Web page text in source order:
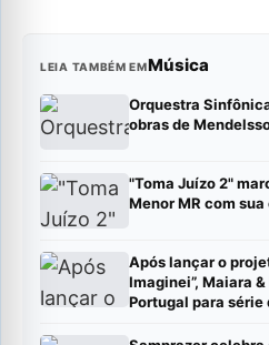
LEIA TAMBÉM EMMúsica
Orquestra
obras de
"Toma Juízo 2"
Menor MR com
Após lançar o
Imaginei”, Maiara
Portugal para série